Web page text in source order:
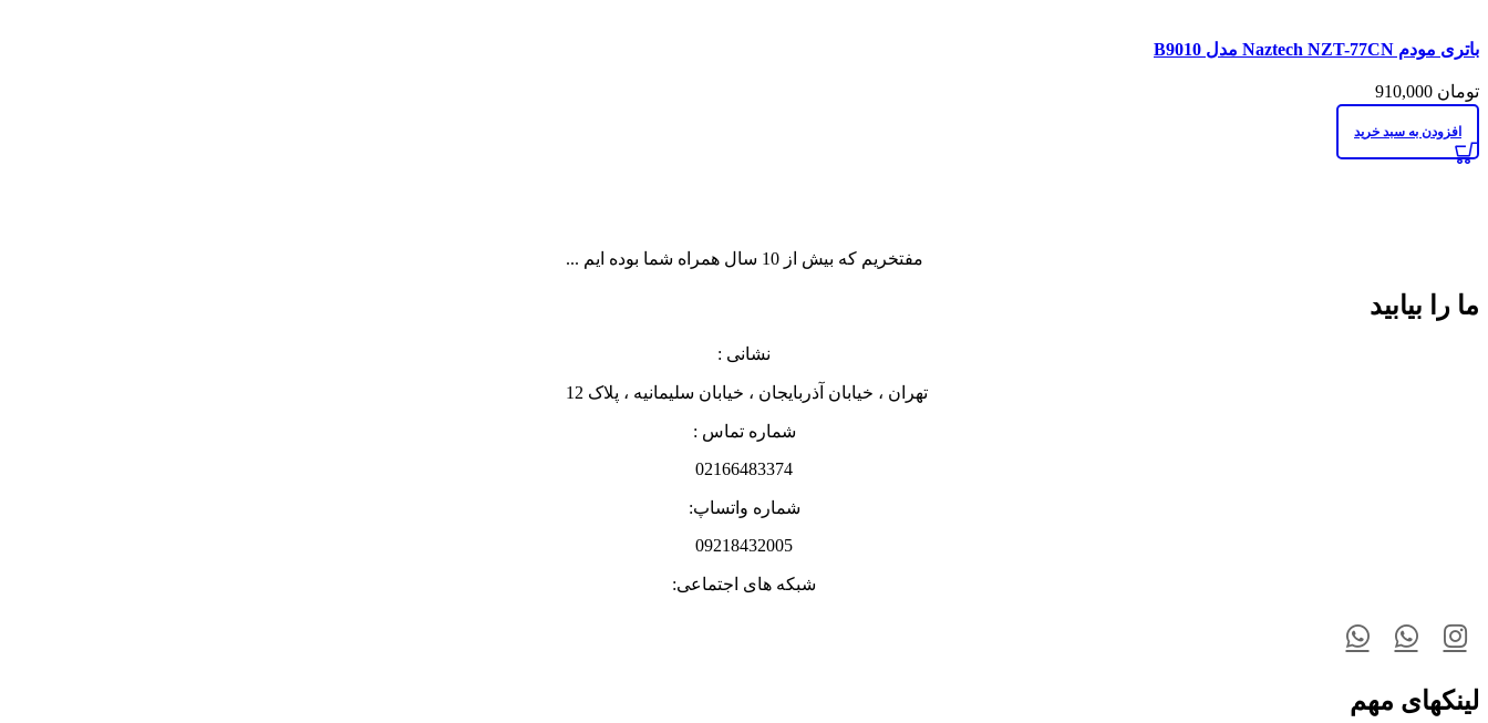
باتری مودم Naztech NZT-77CN مدل B9010
تومان
افزودن به سبد خرید
مفتخریم که بیش از 10 سال همراه شما بوده ایم ...
ما را بیابید
نشانی :
تهران ، خیابان آذربایجان ، خیابان سلیمانیه ، پلاک 12
شماره تماس :
02166483374
شماره واتساپ:
09218432005
شبکه های اجتماعی:
لینکهای مهم